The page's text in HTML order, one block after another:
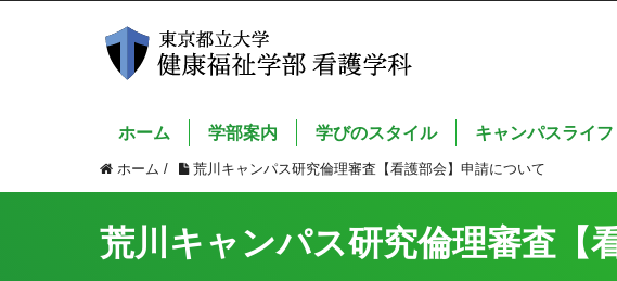
ホーム 学部案内 学びのスタイル キャンパスライフ
ホーム / 荒川キャンパス研究倫理審査【看護部会】申請について
荒川キャンパス研究倫理審査【